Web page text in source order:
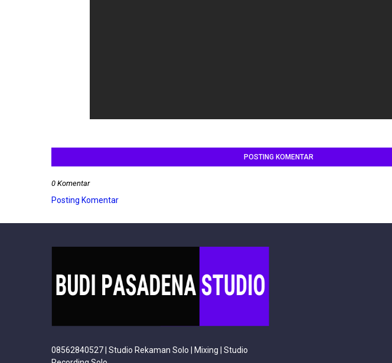
POSTING KOMENTAR
0 Komentar
Posting Komentar
08562840527 | Studio Rekaman Solo | Mixing | Studio